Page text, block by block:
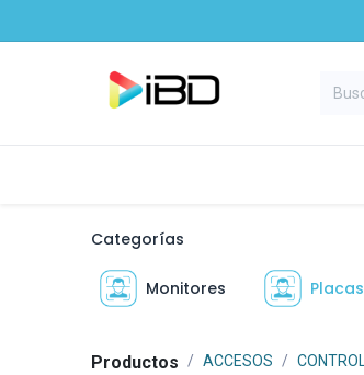
Categorías
Monitores Placas
Produ​ctos ACCESOS